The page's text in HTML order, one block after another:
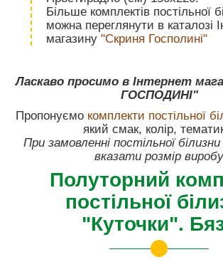
Більше комплектів постільної
можна переглянути в каталозі
магазину "Скриня Госполині"
Ласкаво просимо в Інтернет
ГОСПОДИНІ"
Пропонуємо комплекти постільної
який смак, колір,
При замовленні постільної
вказати розмір виробу
Полуторний
постільної
"Куточки".